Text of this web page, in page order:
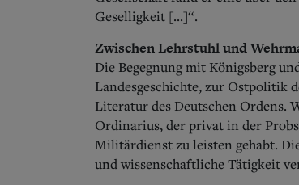
Geselligkeit [...]“.
Zwischen Lehrstuhl und
Die Begegnung mit Königsberg
Landesgeschichte, zur Ostpolitik
Literatur des Deutschen Ordens.
Ordinarius, der privat in der
Militärdienst zu leisten gehabt.
und wissenschaftliche Tätigkeit